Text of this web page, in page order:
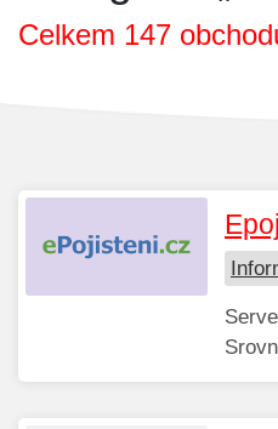
Celkem 147